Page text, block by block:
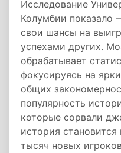
Исследование
Колумбии показало
свои шансы на
успехами других.
обрабатывает
фокусируясь на
общих
популярность
которые сорвали
история
тысяч новых